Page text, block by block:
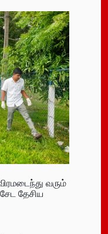
வரும்
தேசிய